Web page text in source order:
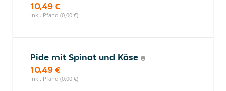
10,49 €
inkl. Pfand (0,00 €)
Pide mit Spinat und Käse
10,49 €
inkl. Pfand (0,00 €)